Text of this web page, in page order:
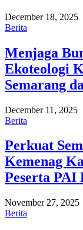
December 18, 2025
Berita
Menjaga
Ekoteologi
Semarang
December 11, 2025
Berita
Perkuat
Kemenag
Peserta PAI
November 27, 2025
Berita